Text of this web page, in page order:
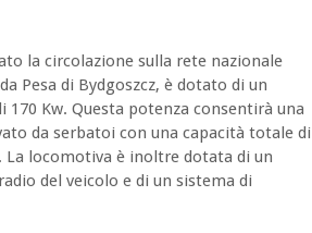
la circolazione sulla rete nazionale
Pesa di Bydgoszcz, è dotato di un
Kw. Questa potenza consentirà una
da serbatoi con una capacità totale di
locomotiva è inoltre dotata di un
del veicolo e di un sistema di